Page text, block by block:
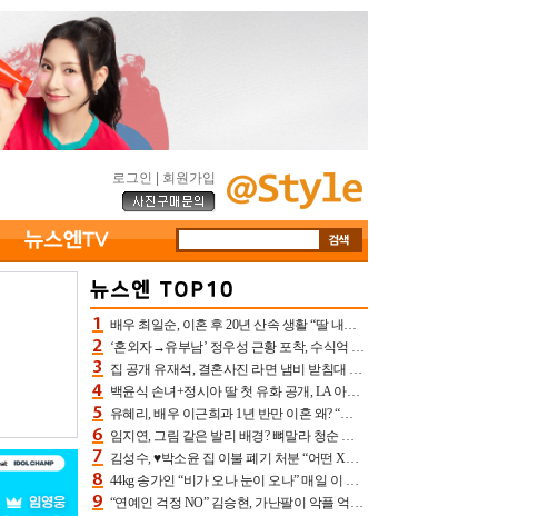
로그인 회원가입
배우 최일순, 이혼 후 20년 산속 생활 “딸 내가 버렸다고 원망‥맘 아파”(특종)[어제TV]
‘혼외자→유부남’ 정우성 근황 포착, 수식억 해킹 피해 후배 만났다 “존경하는”
집 공개 유재석, 결혼사진 라면 냄비 받침대 되고 분노‥가족사진도 피해(놀뭐)[어제TV]
백윤식 손녀+정시아 딸 첫 유화 공개, LA 아트쇼→서울국제조각페스타 작가다운 수준급 실력
유혜리, 배우 이근희과 1년 반만 이혼 왜? “식칼 꽂고 의자 던져” 충격 폭로(특종)[어제TV]
임지연, 그림 같은 발리 배경? 뼈말라 청순 비키니 핏에 상대 안 되네
김성수, ♥박소윤 집 이불 폐기 처분 “어떤 X이랑 썼을지 몰라” 질투(신랑수업2)[어제TV]
44kg 송가인 “비가 오나 눈이 오나” 매일 이 운동, 허벅지 근육량 상승+체지방 감소
“연예인 걱정 NO” 김승현, 가난팔이 악플 억울할만‥아내+딸과 日 여행